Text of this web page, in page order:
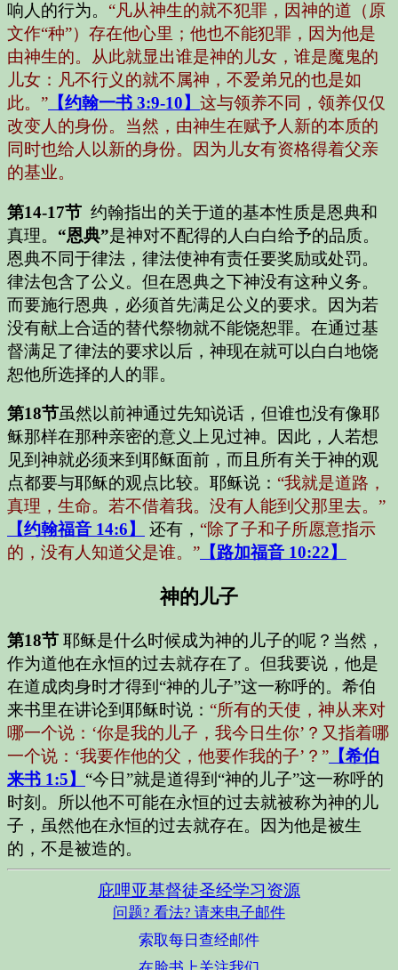
响人的行为。 “凡从神生的就不犯罪，因神的道（原
文作“种”）存在他心里；他也不能犯罪，因为他是
由神生的。从此就显出谁是神的儿女，谁是魔鬼的
儿女：凡不行义的就不属神，不爱弟兄的也是如
此。” 【约翰一书 3:9-10】 这与领养不同，领养仅仅
改变人的身份。当然，由神生在赋予人新的本质的
同时也给人以新的身份。因为儿女有资格得着父亲
的基业。
第14-17节 约翰指出的关于道的基本性质是恩典和
真理。 “恩典”是神对不配得的人白白给予的品质。
恩典不同于律法，律法使神有责任要奖励或处罚。
律法包含了公义。但在恩典之下神没有这种义务。
而要施行恩典，必须首先满足公义的要求。因为若
没有献上合适的替代祭物就不能饶恕罪。在通过基
督满足了律法的要求以后，神现在就可以白白地饶
恕他所选择的人的罪。
第18节虽然以前神通过先知说话，但谁也没有像耶
稣那样在那种亲密的意义上见过神。因此，人若想
见到神就必须来到耶稣面前，而且所有关于神的观
点都要与耶稣的观点比较。 耶稣说： “我就是道路，
真理，生命。若不借着我。没有人能到父那里去。”
【约翰福音 14:6】
还有， “除了子和子所愿意指示
的，没有人知道父是谁。” 【路加福音 10:22】
神的儿子
第18节 耶稣是什么时候成为神的儿子的呢？当然，
作为道他在永恒的过去就存在了。但我要说，他是
在道成肉身时才得到“神的儿子”这一称呼的。希伯
来书里在讲论到耶稣时说： “所有的天使，神从来对
哪一个说：‘你是我的儿子，我今日生你’？又指着哪
一个说：‘我要作他的父，他要作我的子’？” 【希伯
来书 1:5】 “今日”就是道得到“神的儿子”这一称呼的
时刻。所以他不可能在永恒的过去就被称为神的儿
子，虽然他在永恒的过去就存在。因为他是被生
的，不是被造的。
庇哩亚基督徒圣经学习资源
问题? 看法? 请来电子邮件
索取每日查经邮件